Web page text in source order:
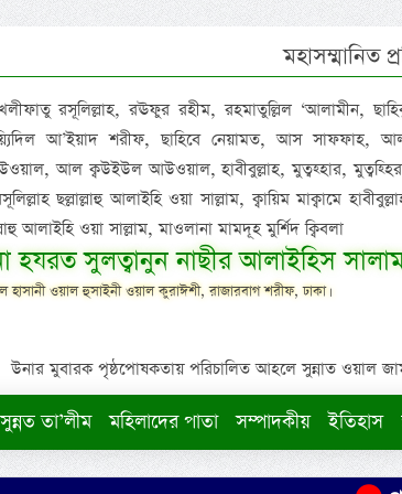
মহাসম্মানিত
রসূলিল্লাহ, রঊফুর রহীম, রহমাতুল্লিল ‘আলামীন,
আ’ইয়াদ শরীফ, ছাহিবে নেয়ামত, আস সাফফাহ,
আল ক্বউইউল আউওয়াল, হাবীবুল্লাহ, মুত্বহ্হার,
ছল্লাল্লাহু আলাইহি ওয়া সাল্লাম, ক্বায়িম মাক্বামে
আলাইহি ওয়া সাল্লাম, মাওলানা মামদূহ মুর্শিদ ক্বিবলা
হযরত সুলত্বানুন নাছীর আলাইহিস
ওয়াল হুসাইনী ওয়াল কুরাঈশী, রাজারবাগ শরীফ, ঢাকা।
উনার মুবারক পৃষ্ঠপোষকতায় পরিচালিত আহলে সুন্নাত ওয়াল
সুন্নত তা’লীম মহিলাদের পাতা সম্পাদকীয় ইতিহাস